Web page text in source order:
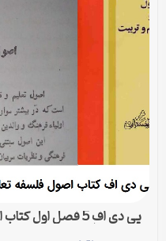
پی دی اف 5 فصل
شریعتمداری